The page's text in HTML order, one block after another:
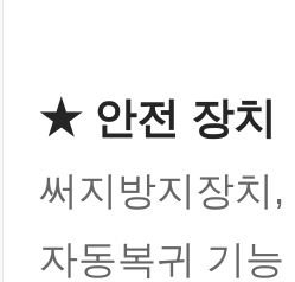
★ 안전 장치
써지방지장치
자동복귀 기능